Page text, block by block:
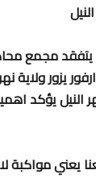
يتفقد مجمع
يزور ولاية
النيل يؤكد
يعني مواكبة